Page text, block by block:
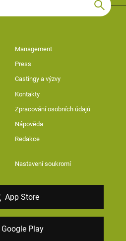
Management
Press
Castingy a výzvy
Kontakty
Zpracování osobních údajů
Nápověda
Redakce
Nastavení soukromí
App Store
Google Play